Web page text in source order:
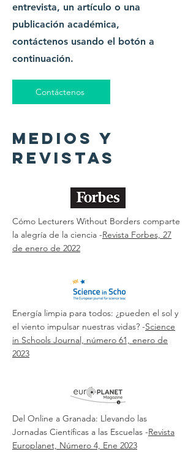
entrevista, un artículo o una
publicación académica,
contáctenos usando el botón a
continuación.
Contáctenos
medios y
revistas
Cómo Lecturers Without Borders comparte
la alegría de la ciencia -Revista Forbes, 27
de enero de 2022
Energía limpia para todos: ¿pueden el sol y
el viento impulsar nuestras vidas? -Science
in Schools Journal, número 61, enero de
2023
Del Online a Granada: Llevando las
Jornadas Científicas a las Escuelas -Revista
Europlanet, Número 4, Ene 2023